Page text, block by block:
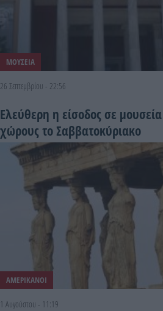
ΜΟΥΣΕΙΑ
26 Σεπτεμβρίου - 22:56
Ελεύθερη η είσοδος σε
χώρους το Σαββατοκύριακο
ΑΜΕΡΙΚΑΝΟΙ
1 Αυγούστου - 11:19